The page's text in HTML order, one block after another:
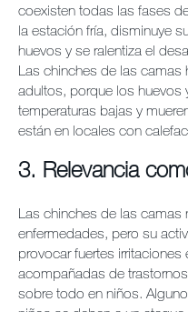
coexisten todas las fases
la estación fría, disminuye
huevos y se ralentiza el
Las chinches de las camas
adultos, porque los huevos
temperaturas bajas y
están en locales con
3. Relevancia
Las chinches de las
enfermedades, pero su
provocar fuertes
acompañadas de
sobre todo en niños.